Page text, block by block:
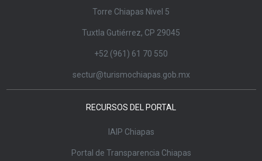
Torre Chiapas Nivel 5
Tuxtla Gutiérrez, CP 29045
+52 (961) 61 70 550
sectur@turismochiapas.gob.mx
RECURSOS DEL PORTAL
IAIP Chiapas
Portal de Transparencia Chiapas